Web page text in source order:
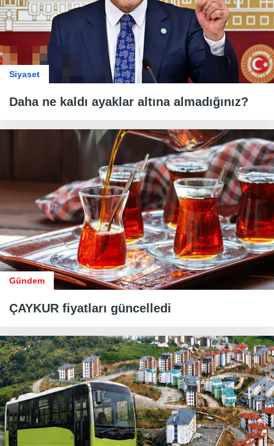
Siyaset
Daha ne kaldı ayaklar altına almadığınız?
Gündem
ÇAYKUR fiyatları güncelledi